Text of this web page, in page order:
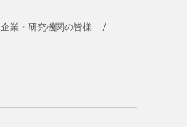
企業・研究機関の皆様